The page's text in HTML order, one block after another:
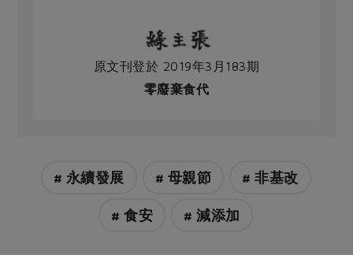
原文刊登於 2019年3月183期
零廢棄食代
# 永續發展 # 母親節 # 非基改
# 食安 # 減添加